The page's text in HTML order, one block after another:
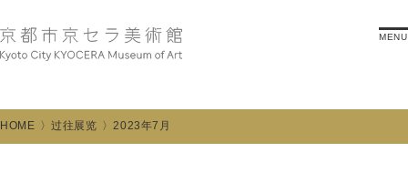
MENU
HOME 过往展览 2023年7月